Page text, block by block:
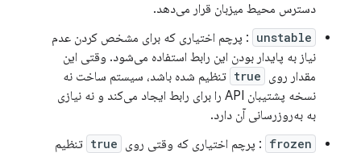
دسترس محیط میزبان قرار می‌دهد.
unstable : پرچم اختیاری که برای مشخص کردن عدم
نیاز به پایدار بودن این رابط استفاده می‌شود. وقتی این
مقدار روی true تنظیم شده باشد، سیستم ساخت نه
نسخه پشتیبان API را برای رابط ایجاد می‌کند و نه نیازی
به به‌روزرسانی آن دارد.
frozen : پرچم اختیاری که وقتی روی true تنظیم